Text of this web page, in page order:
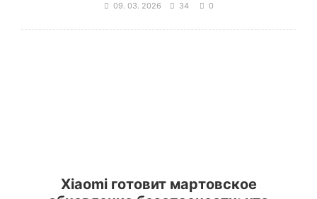
09. 03. 2026 34 0
Xiaomi готовит мартовское